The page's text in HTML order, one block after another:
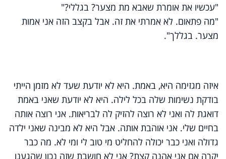
"עכשיו את אומרת שאבא מת מצער? בגללי?"
"מה פתאום. לא אמרתי את זה. אבל בקצב הזה אני אמות
מצער. בגללך".
איזה מגזימה היא, באמת. היא לא יודעת שעד לא מזמן הייתי
בודקת נשימות שלה בכל לילה. היא לא יודעת שאני באמת
דואגת לה ואני לא רוצה להזיק לה לבריאות. אני רוצה אותה
בחיים שלי. אני אוהבת אותה. אבל היא לא מבינה שאני ילדה
גדולה ואני כבר יכולה להחליט מי טוב לי ומי לא. מה כבר
יקרה אם אני אהנה קצת? אני לא חושבת שזה נכון שהגענו